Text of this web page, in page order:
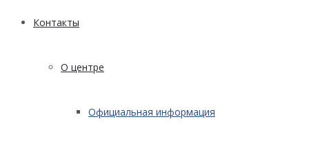
Контакты
О центре
Официальная информация